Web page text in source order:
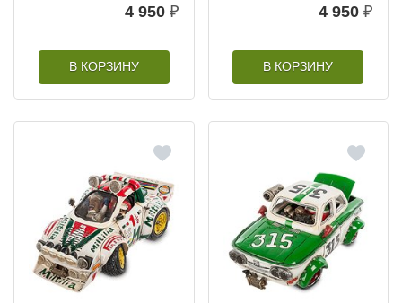
4 950 ₽
В КОРЗИНУ
4 950 ₽
В КОРЗИНУ